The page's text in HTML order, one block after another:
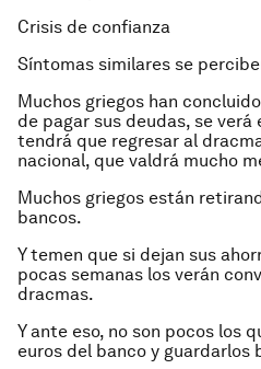
Crisis de confianza
Síntomas similares se
Muchos griegos han
de pagar sus deudas, se verá
tendrá que regresar al
nacional, que valdrá mucho
Muchos griegos están
bancos.
Y temen que si dejan sus
pocas semanas los verán
dracmas.
Y ante eso, no son pocos los
euros del banco y guardarlos